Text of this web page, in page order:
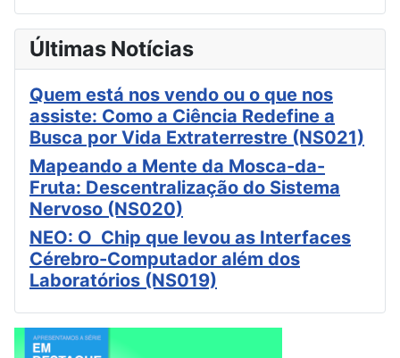
Últimas Notícias
Quem está nos vendo ou o que nos
assiste: Como a Ciência Redefine a
Busca por Vida Extraterrestre (NS021)
Mapeando a Mente da Mosca-da-
Fruta: Descentralização do Sistema
Nervoso (NS020)
NEO: O Chip que levou as Interfaces
Cérebro-Computador além dos
Laboratórios (NS019)